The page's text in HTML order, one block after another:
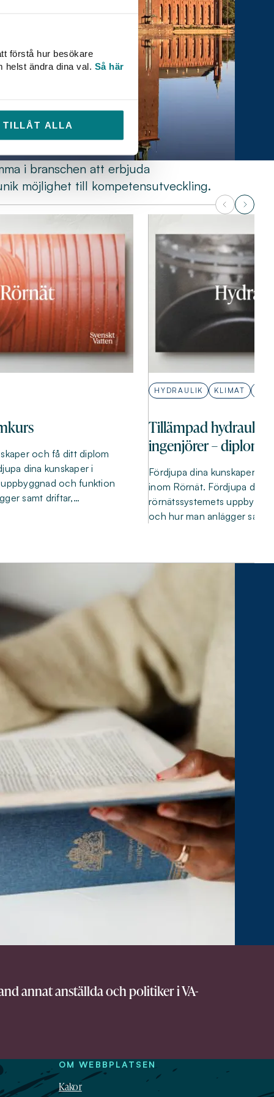
förstå hur besökare
helst ändra dina val. Så här
TILLÅT ALLA
i branschen att erbjuda
möjlighet till kompetensutveckling.
och få ditt diplom
dina kunskaper i
och funktion
samt driftar,…
HYDRAULIK KLIMAT
Tillämpad hydraulik
ingenjörer –
Fördjupa dina kunskaper
inom Rörnät. Fördjupa dina
rörnätssystemets
och hur man anlägger samt
annat anställda och politiker i VA-
OM WEBBPLATSEN
Kakor